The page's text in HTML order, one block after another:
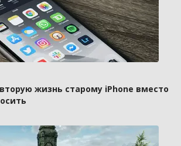
жизнь старому iPhone вместо